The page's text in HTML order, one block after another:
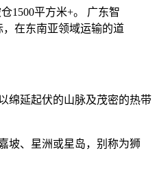
1500平方米+。 广东智
在东南亚领域运输的道
绵延起伏的山脉及茂密的热带
坡、星洲或星岛，别称为狮